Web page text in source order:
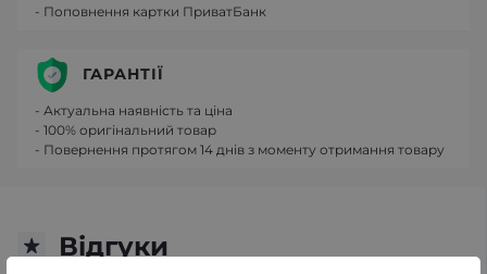
Відгуки
- Поповнення картки ПриватБанк
ГАРАНТІЇ
- Актуальна наявність та ціна
- 100% оригінальний товар
- Повернення протягом 14 днів з моменту отримання товару